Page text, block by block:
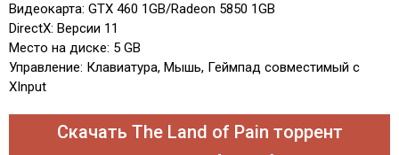
Видеокарта: GTX 460 1GB/Radeon 5850 1GB
DirectX: Версии 11
Место на диске: 5 GB
Управление: Клавиатура, Мышь, Геймпад совместимый с
XInput
Скачать The Land of Pain торрент